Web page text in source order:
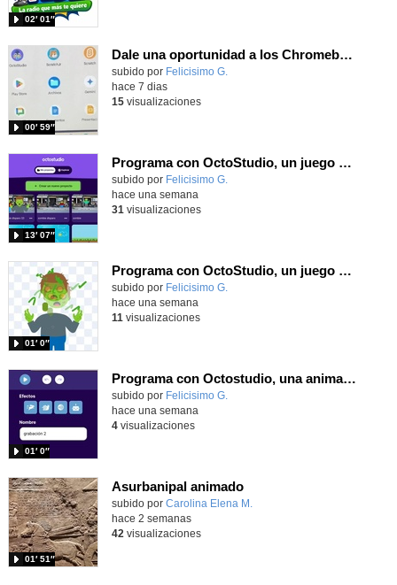
02′ 01″
Dale una oportunidad a los Chromebooks y utiliza un proyector para realizar talleres si no tienes pantallas táctiles
Contenido educativo.
subido por Felicisimo G.
00′ 59″
hace 7 dias
15visualizaciones
Programa con OctoStudio, un juego de disparos contra Zombies con un cargador basado en el House of the dead
Contenido educativo.
subido por Felicisimo G.
13′ 07″
hace una semana
31 visualizaciones
Programa con OctoStudio, un juego homenajeando al House of the dead con Zombies
Contenido educativo.
subido por Felicisimo G.
01′ 0″
hace una semana
11 visualizaciones
Programa con Octostudio, una animación utilizando la cámara para una foto y audio y texto para comunicar.
Contenido educativo.
subido por Felicisimo G.
01′ 0″
hace una semana
4visualizaciones
Asurbanipal animado
Contenido educativo.
subido por Carolina Elena M.
01′ 51″
hace 2 semanas
42 visualizaciones